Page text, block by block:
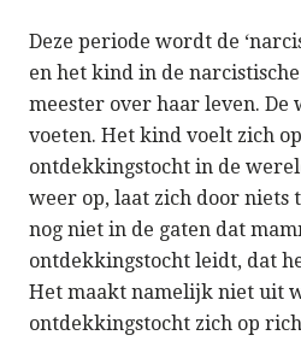
Deze periode wordt de
en het kind in de
meester over haar leven.
voeten. Het kind voelt zich
ontdekkingstocht in de
weer op, laat zich door niets
nog niet in de gaten dat
ontdekkingstocht leidt, dat
Het maakt namelijk niet uit
ontdekkingstocht zich op